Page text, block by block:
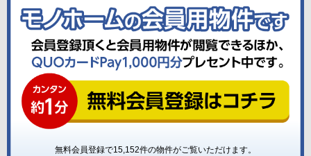
無料会員登録で15,152件の物件がご覧いただけます。